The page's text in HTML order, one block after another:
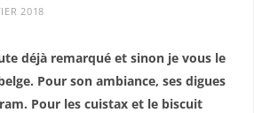
2018
déjà remarqué et sinon je vous le
Pour son ambiance, ses digues
Pour les cuistax et le biscuit